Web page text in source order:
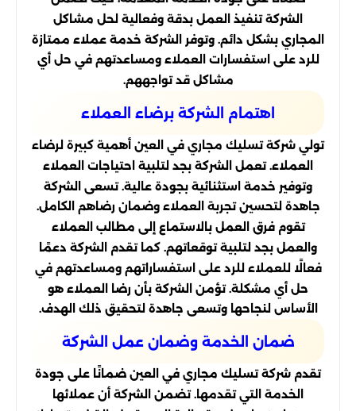
الشركة تنفيذ العمل بدقة وفعالية لحل مشاكل
المجاري بشكل دائم. وتوفر الشركة خدمة عملاء ممتازة
للرد على استفسارات العملاء ومساعدتهم في حل أي
مشاكل قد تواجههم.
اهتمام الشركة برضاء العملاء
تولي شركة تسليك مجاري في العين أهمية كبيرة لرضاء
العملاء. تعمل الشركة بجد لتلبية احتياجات العملاء
وتوفير خدمة استثنائية بجودة عالية. تسعى الشركة
جاهدة لتحسين تجربة العملاء وضمان رضاهم الكامل.
تقوم فرق العمل بالاستماع إلى مطالب العملاء
والعمل بجد لتلبية توقعاتهم. كما تقدم الشركة دعمًا
فعالًا للعملاء للرد على استفساراتهم ومساعدتهم في
حل أي مشكلة. تؤمن الشركة بأن رضا العملاء هو
الأساس لنجاحها وتسعى جاهدة لتحقيق ذلك الهدف.
ضمان الخدمة وضمان عمل الشركة
تقدم شركة تسليك مجاري في العين ضمانًا على جودة
الخدمة التي تقدمها. تضمن الشركة أن عملائها